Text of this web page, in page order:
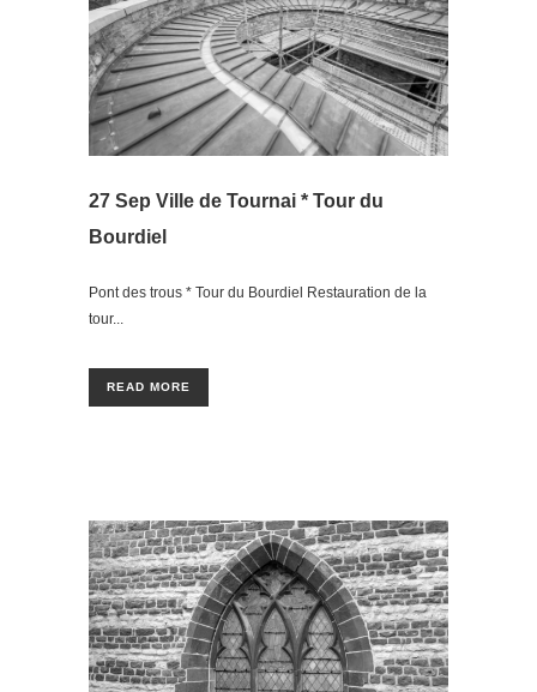
27 Sep Ville de Tournai * Tour du
Bourdiel
Pont des trous * Tour du Bourdiel Restauration de la
tour...
READ MORE